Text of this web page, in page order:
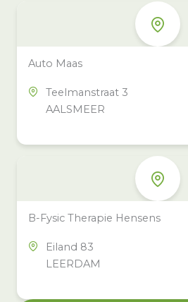
Auto Maas
Teelmanstraat 3
AALSMEER
B-Fysic Therapie Hensens
Eiland 83
LEERDAM